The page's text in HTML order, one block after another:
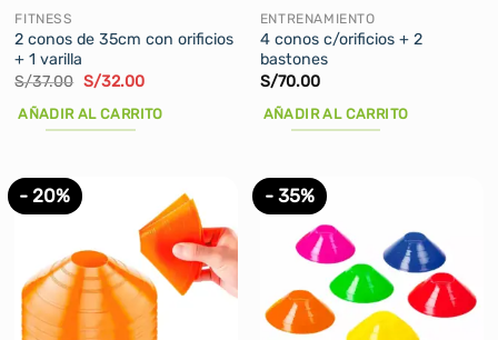
la
página
de
producto
FITNESS
2 conos de 35cm con orificios
+ 1 varilla
S/37.00 El
original
era:
S/32.00El
actual
AÑADIR AL CARRITO
ENTRENAMIENTO
4 conos c/orificios + 2
bastones
S/70.00
AÑADIR AL CARRITO
- 20% - 35%